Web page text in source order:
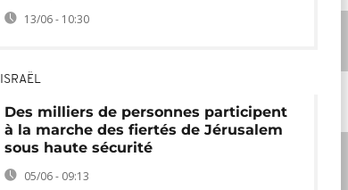
13/06 - 10:30
ISRAËL
Des milliers de personnes participent
à la marche des fiertés de Jérusalem
sous haute sécurité
05/06 - 09:13